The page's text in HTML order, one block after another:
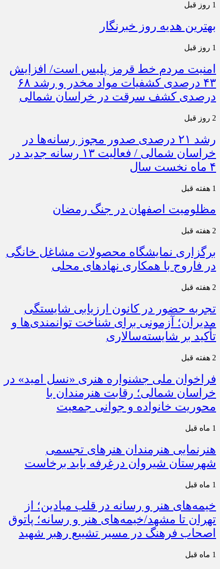
1 روز قبل
بهترین هدیه روز خبرنگار
1 روز قبل
امنیت مردم خط قرمز پلیس است/ افزایش
۴۳ درصدی کشفیات مواد مخدر و رشد ۶۸
درصدی کشف سرقت در خراسان شمالی
2 روز قبل
رشد ۲۱ درصدی صدور مجوز رسانه‌ها در
خراسان شمالی / فعالیت ۱۳ رسانه جدید در
۴ ماه نخست سال
1 هفته قبل
مظلومیت اصفهان در جنگ رمضان
2 هفته قبل
برگزاری نمایشگاه محصولات مشاغل خانگی
در فاروج با همکاری نهادهای محلی
2 هفته قبل
تجربه حضور در کانون ارزیابی شایستگی
مدیران؛ آزمونی برای شناخت توانمندی‌ها و
تأکید بر شایسته‌سالاری
2 هفته قبل
فراخوان ملی جشنواره هنری «نسل امید» در
خراسان شمالی؛ رقابت هنرمندان با
محوریت خانواده و جوانی جمعیت
1 ماه قبل
هنرنمایی هنرمندان هنرهای تجسمی
شهرستان شیروان درغرفه باید برخاست
1 ماه قبل
خیمه‌های هنر و رسانه در قلب میادین؛ از
تهران تا مشهد/خیمه‌های هنر و رسانه؛ پاتوق
اصحاب فرهنگ در مسیر تشییع رهبر شهید
1 ماه قبل